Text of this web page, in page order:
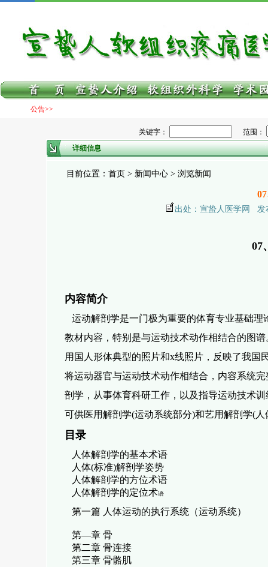
公告>>
关键字：
范围：
详细信息
目前位置：首页 > 新闻中心 > 浏览新闻
出处：宣蛰人医学网 发
07
内容简介
运动解剖学是一门极为重要的体育专业基础
教材内容，特别是与运动技术动作相结合的图
用国人形体典型的照片和x线照片，反映了我国
将运动器官与运动技术动作相结合，内容系统
剖学，从事体育科研工作，以及指导运动技术
可供医用解剖学(运动系统部分)和艺用解剖学(
目录
人体解剖学的基本术语
人体(标准)解剖学姿势
人体解剖学的方位术语
人体解剖学的定位术语
第一篇 人体运动的执行系统（运动系统）
第—章 骨
第二章 骨连接
第三章 骨骼肌